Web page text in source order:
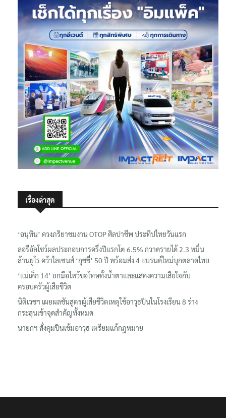
‘อนุทิน’ ควงภริยาชมงาน OTOP ศิลปาชีพ ประทีปไทยวันแรก
ลอรีอัลโชว์ผลประกอบการครึ่งปีแรกโต 6.5% กวาดรายได้ 2.3 หมื่น
ล้านยูโร คว้าไลเซนส์ ‘กุชชี่’ 50 ปี พร้อมส่ง 4 แบรนด์ใหม่บุกตลาดไทย
‘แม่เด็ก 14’ ยกมือไหว้ขอโทษทั้งน้ำตาและแสดงความเสียใจกับ
ครอบครัวผู้เสียชีวิต
นิติเวชฯ เผยผลชันสูตรผู้เสียชีวิตเหตุใช้อาวุธปืนในโรงเรียน 8 ร่าง
กระสุนเข้าจุดสำคัญทั้งหมด